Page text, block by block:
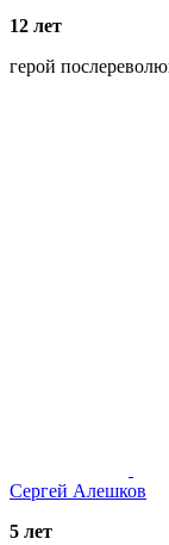
12 лет
герой
Сергей Алешков
5 лет